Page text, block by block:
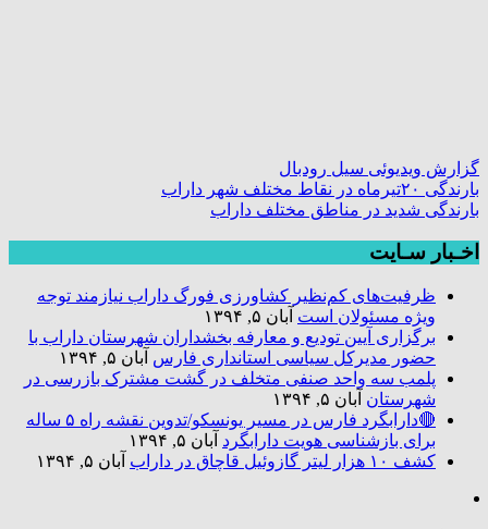
گزارش ویدیوئی سیل رودبال
بارندگی ۲۰تیرماه در نقاط مختلف شهر داراب
بارندگی شدید در مناطق مختلف داراب
اخـبار سـایت
ظرفیت‌های کم‌نظیر کشاورزی فورگ داراب نیازمند توجه
ویژه مسئولان است آبان ۵, ۱۳۹۴
برگزاری آیین تودیع و معارفه بخشداران شهرستان داراب با
حضور مدیرکل سیاسی استانداری فارس آبان ۵, ۱۳۹۴
پلمب سه واحد صنفی متخلف در گشت مشترک بازرسی در
شهرستان آبان ۵, ۱۳۹۴
🔴دارابگرد فارس در مسیر یونسکو/تدوین نقشه راه ۵ ساله
برای بازشناسی هویت دارابگرد آبان ۵, ۱۳۹۴
کشف ۱۰ هزار لیتر گازوئیل قاچاق در داراب
آبان ۵, ۱۳۹۴